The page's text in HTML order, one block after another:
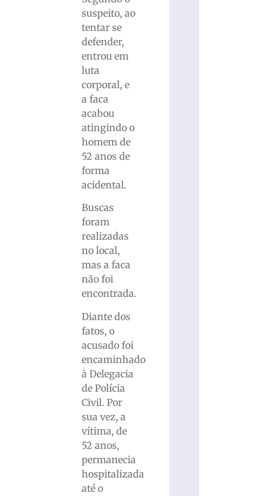
suspeito, ao
tentar se
defender,
entrou em
luta
corporal, e
a faca
acabou
atingindo o
homem de
52 anos de
forma
acidental.
Buscas
foram
realizadas
no local,
mas a faca
não foi
encontrada.
Diante dos
fatos, o
acusado foi
encaminhado
à Delegacia
de Polícia
Civil. Por
sua vez, a
vítima, de
52 anos,
permanecia
hospitalizada
até o